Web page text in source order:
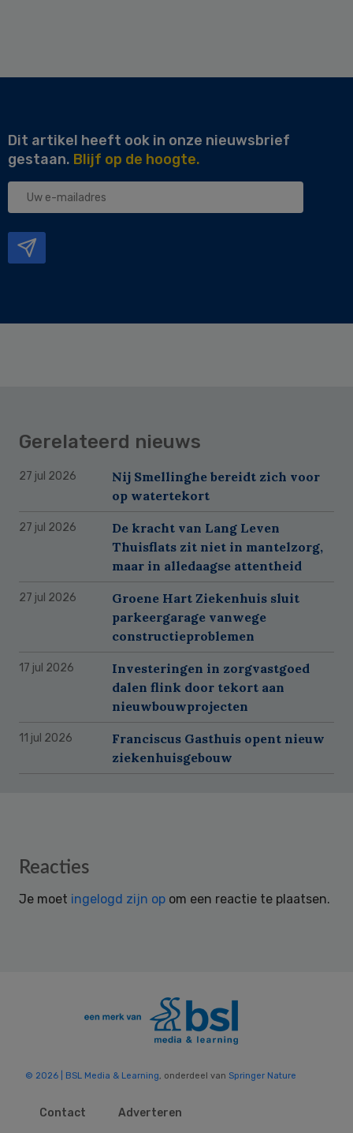
Dit artikel heeft ook in onze nieuwsbrief
gestaan. Blijf op de hoogte.
Uw
Gerelateerd nieuws
27 jul 2026
Nij Smellinghe bereidt zich voor
op watertekort
27 jul 2026
De kracht van Lang Leven
Thuisflats zit niet in mantelzorg,
maar in alledaagse attentheid
27 jul 2026
Groene Hart Ziekenhuis sluit
parkeergarage vanwege
constructieproblemen
17 jul 2026
Investeringen in zorgvastgoed
dalen flink door tekort aan
nieuwbouwprojecten
11 jul 2026
Franciscus Gasthuis opent nieuw
ziekenhuisgebouw
Reader
Reacties
Je moet ingelogd zijn op om een reactie te plaatsen.
© 2026 | BSL Media & Learning , onderdeel van Springer Nature
Contact
Adverteren